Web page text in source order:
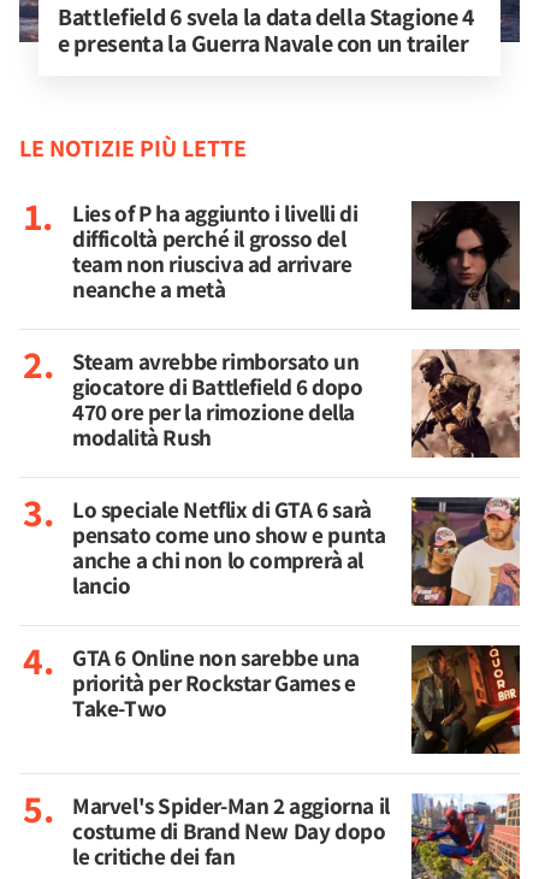
Battlefield 6 svela la data della Stagione 4
e presenta la Guerra Navale con un trailer
LE NOTIZIE PIÙ LETTE
Lies of P ha aggiunto i livelli di
difficoltà perché il grosso del
team non riusciva ad arrivare
neanche a metà
Steam avrebbe rimborsato un
giocatore di Battlefield 6 dopo
470 ore per la rimozione della
modalità Rush
Lo speciale Netflix di GTA 6 sarà
pensato come uno show e punta
anche a chi non lo comprerà al
lancio
GTA 6 Online non sarebbe una
priorità per Rockstar Games e
Take-Two
Marvel's Spider-Man 2 aggiorna il
costume di Brand New Day dopo
le critiche dei fan